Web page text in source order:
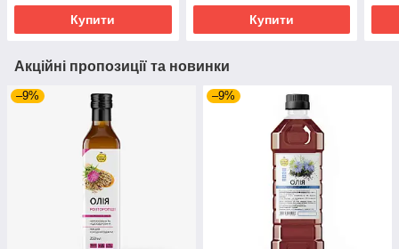
Купити Купити
Акційні пропозиції та новинки
–9% –9%